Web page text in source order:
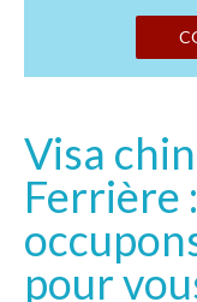
Visa
Ferrière
pour